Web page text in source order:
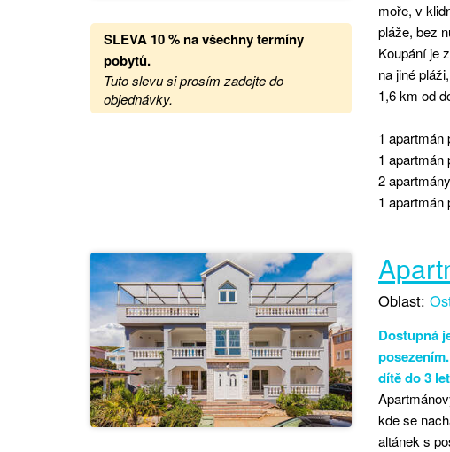
SLEVA 10 % na všechny termíny
pobytů.
Tuto slevu si prosím zadejte do
objednávky.
moře, v
pláže, bez
Koupání je
na jiné
1,6 km od
1 apartmán
1 apartmán
2
1 apartmán
Oblast:
Dostupná
dítě do 3
kde se
altánek s